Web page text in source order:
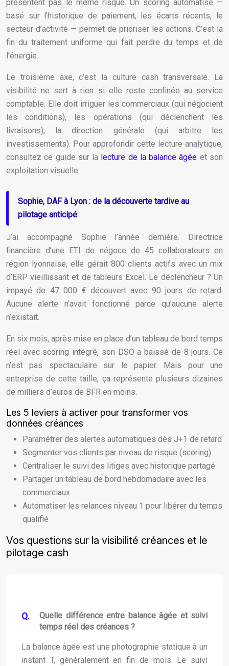
présentent pas le même risque. Un scoring automatisé —
basé sur l’historique de paiement, les écarts récents, le
secteur d’activité — permet de prioriser les actions. C’est la
fin du traitement uniforme qui fait perdre du temps et de
l’énergie.
Le troisième axe, c’est la culture cash transversale. La
visibilité ne sert à rien si elle reste confinée au service
comptable. Elle doit irriguer les commerciaux (qui négocient
les conditions), les opérations (qui déclenchent les
livraisons), la direction générale (qui arbitre les
investissements). Pour approfondir cette lecture analytique,
consultez ce guide sur la lecture de la balance âgée et son
exploitation visuelle.
Sophie, DAF à Lyon : de la découverte tardive au
pilotage anticipé
J’ai accompagné Sophie l’année dernière. Directrice
financière d’une ETI de négoce de 45 collaborateurs en
région lyonnaise, elle gérait 800 clients actifs avec un mix
d’ERP vieillissant et de tableurs Excel. Le déclencheur ? Un
impayé de 47 000 € découvert avec 90 jours de retard.
Aucune alerte n’avait fonctionné parce qu’aucune alerte
n’existait.
En six mois, après mise en place d’un tableau de bord temps
réel avec scoring intégré, son DSO a baissé de 8 jours. Ce
n’est pas spectaculaire sur le papier. Mais pour une
entreprise de cette taille, ça représente plusieurs dizaines
de milliers d’euros de BFR en moins.
Les 5 leviers à activer pour transformer vos
données créances
Paramétrer des alertes automatiques dès J+1 de retard
Segmenter vos clients par niveau de risque (scoring)
Centraliser le suivi des litiges avec historique partagé
Partager un tableau de bord hebdomadaire avec les
commerciaux
Automatiser les relances niveau 1 pour libérer du temps
qualifié
Vos questions sur la visibilité créances et le
pilotage cash
Quelle différence entre balance âgée et suivi
temps réel des créances ?
La balance âgée est une photographie statique à un
instant T, généralement en fin de mois. Le suivi